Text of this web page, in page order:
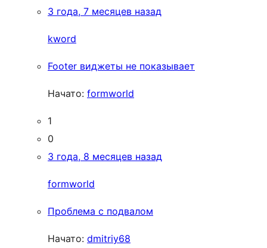
3 года, 7 месяцев назад
kword
Footer виджеты не показывает
Начато: formworld
1
0
3 года, 8 месяцев назад
formworld
Проблема с подвалом
Начато: dmitriy68